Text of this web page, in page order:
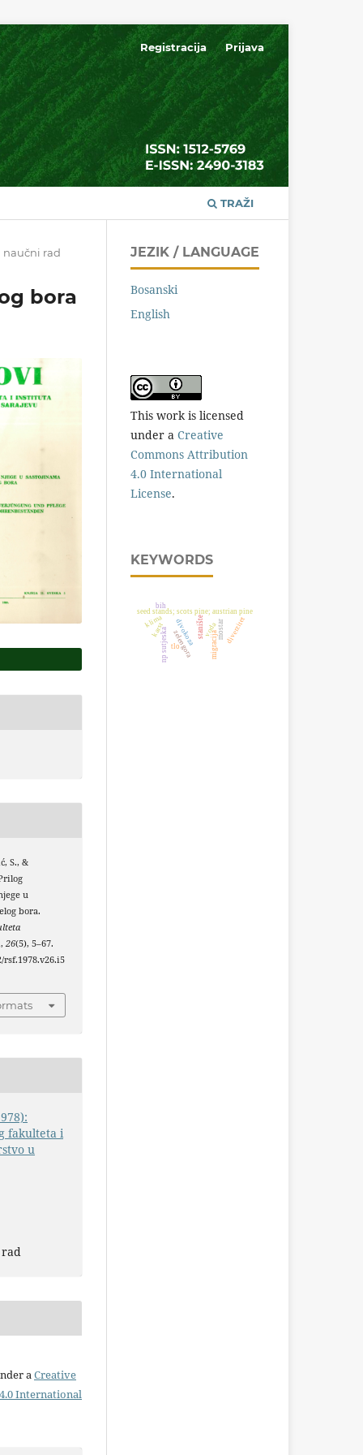
TRAŽI
Registracija Prijava
rad
bora
S., &
u
bora.
,26(5), 5–67.
rsf.1978.v26.i5
fakulteta i
u
aCreative
International
JEZIK / LANGUAGE
Bosanski
English
This work is licensed
under a Creative
Commons Attribution
4.0 International
License.
KEYWORDS
stanište
divokoza
zelengora
np sutjeska migracija
seed stands; scots pine; austrian pine
karst
tlo
voda
klima mostar diverzitet
bih